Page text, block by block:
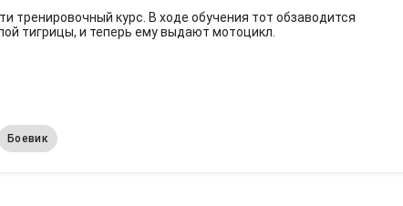
тренировочный курс. В ходе обучения тот обзаводится
тигрицы, и теперь ему выдают мотоцикл.
Боевик